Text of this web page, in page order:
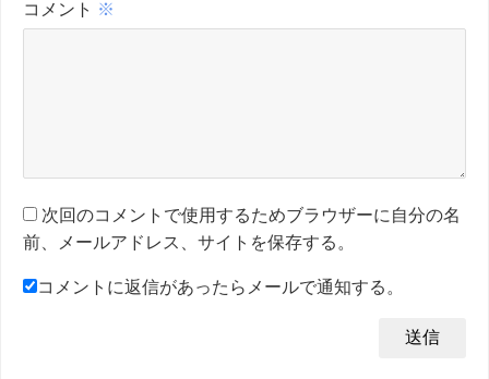
コメント ※
次回のコメントで使用するためブラウザーに自分の名
前、メールアドレス、サイトを保存する。
コメントに返信があったらメールで通知する。